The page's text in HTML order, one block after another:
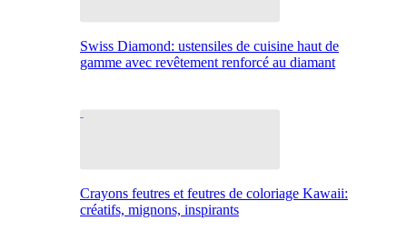
Swiss Diamond: ustensiles de cuisine haut de
gamme avec revêtement renforcé au diamant
Crayons feutres et feutres de coloriage Kawaii:
créatifs, mignons, inspirants